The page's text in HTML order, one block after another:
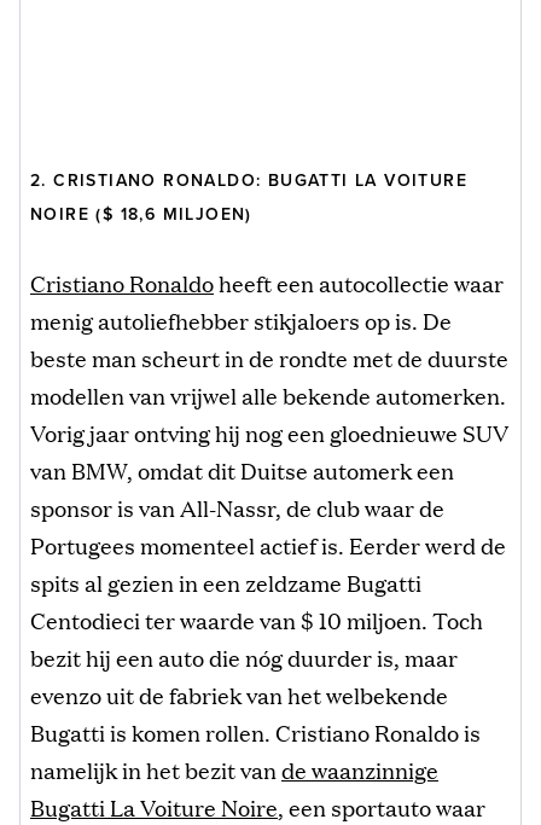
2. CRISTIANO RONALDO: BUGATTI LA VOITURE
NOIRE ($ 18,6 MILJOEN)
Cristiano Ronaldoheeft een autocollectie waar
menig autoliefhebber stikjaloers op is. De
beste man scheurt in de rondte met de duurste
modellen van vrijwel alle bekende automerken.
Vorig jaar ontving hij nog een gloednieuwe SUV
van BMW, omdat dit Duitse automerk een
sponsor is van All-Nassr, de club waar de
Portugees momenteel actief is. Eerder werd de
spits al gezien in een zeldzame Bugatti
Centodieci ter waarde van $ 10 miljoen. Toch
bezit hij een auto die nóg duurder is, maar
evenzo uit de fabriek van het welbekende
Bugatti is komen rollen. Cristiano Ronaldo is
namelijk in het bezit vande waanzinnige
Bugatti La Voiture Noire, een sportauto waar